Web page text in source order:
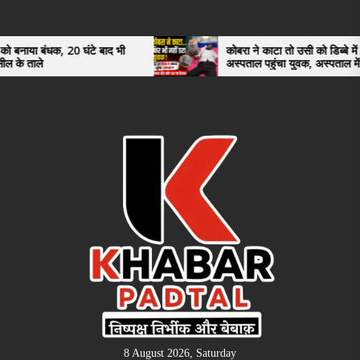
the
content
20 घंटे बाद भी
कोबरा ने काटा तो उसी को डिब्बे में बंद कर
अस्पताल पहुंचा युवक, अस्पताल में देखकर
भी रह गए हैरान
8 August 2026, Saturday